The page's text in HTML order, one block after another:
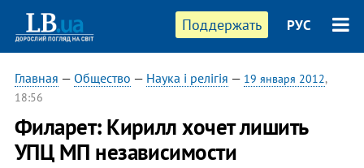
Поддержать РУС
Главная — Общество — Наука і релігія — 19 января 2012,
18:56
Филарет: Кирилл хочет лишить
УПЦ МП независимости